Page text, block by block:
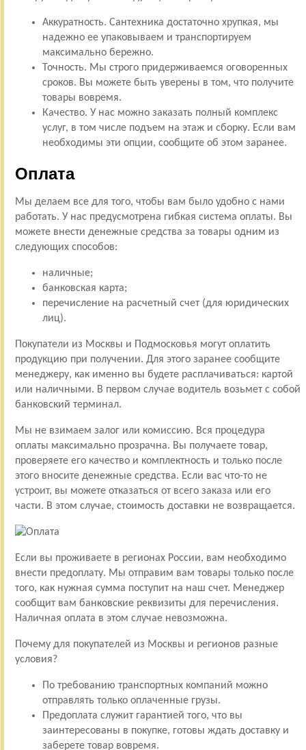
Аккуратность. Сантехника достаточно хрупкая, мы
надежно ее упаковываем и транспортируем
максимально бережно.
Точность. Мы строго придерживаемся оговоренных
сроков. Вы можете быть уверены в том, что получите
товары вовремя.
Качество. У нас можно заказать полный комплекс
услуг, в том числе подъем на этаж и сборку. Если вам
необходимы эти опции, сообщите об этом заранее.
Оплата
Мы делаем все для того, чтобы вам было удобно с нами
работать. У нас предусмотрена гибкая система оплаты. Вы
можете внести денежные средства за товары одним из
следующих способов:
наличные;
банковская карта;
перечисление на расчетный счет (для юридических
лиц).
Покупатели из Москвы и Подмосковья могут оплатить
продукцию при получении. Для этого заранее сообщите
менеджеру, как именно вы будете расплачиваться: картой
или наличными. В первом случае водитель возьмет с собой
банковский терминал.
Мы не взимаем залог или комиссию. Вся процедура
оплаты максимально прозрачна. Вы получаете товар,
проверяете его качество и комплектность и только после
этого вносите денежные средства. Если вас что-то не
устроит, вы можете отказаться от всего заказа или его
части. В этом случае, стоимость доставки не возвращается.
Если вы проживаете в регионах России, вам необходимо
внести предоплату. Мы отправим вам товары только после
того, как нужная сумма поступит на наш счет. Менеджер
сообщит вам банковские реквизиты для перечисления.
Наличная оплата в этом случае невозможна.
Почему для покупателей из Москвы и регионов разные
условия?
По требованию транспортных компаний можно
отправлять только оплаченные грузы.
Предоплата служит гарантией того, что вы
заинтересованы в покупке, готовы ждать доставку и
заберете товар вовремя.